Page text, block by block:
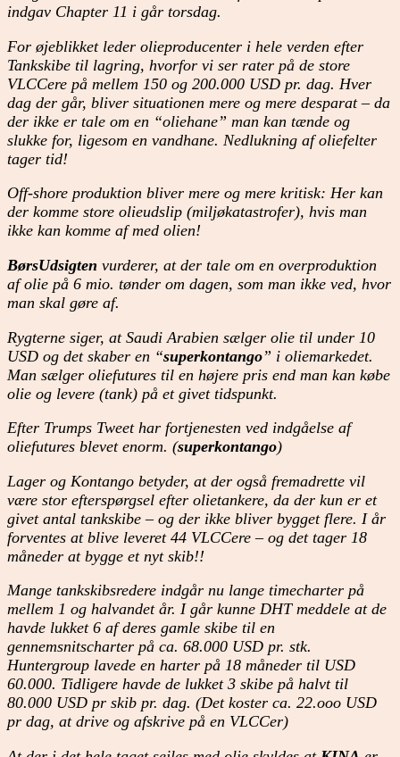
indgav Chapter 11 i går torsdag.
For øjeblikket leder olieproducenter i hele verden efter
Tankskibe til lagring, hvorfor vi ser rater på de store
VLCCere på mellem 150 og 200.000 USD pr. dag. Hver
dag der går, bliver situationen mere og mere desparat – da
der ikke er tale om en “oliehane” man kan tænde og
slukke for, ligesom en vandhane. Nedlukning af oliefelter
tager tid!
Off-shore produktion bliver mere og mere kritisk: Her kan
der komme store olieudslip (miljøkatastrofer), hvis man
ikke kan komme af med olien!
BørsUdsigten vurderer, at der tale om en overproduktion
af olie på 6 mio. tønder om dagen, som man ikke ved, hvor
man skal gøre af.
Rygterne siger, at Saudi Arabien sælger olie til under 10
USD og det skaber en “superkontango” i oliemarkedet.
Man sælger oliefutures til en højere pris end man kan købe
olie og levere (tank) på et givet tidspunkt.
Efter Trumps Tweet har fortjenesten ved indgåelse af
oliefutures blevet enorm. (superkontango)
Lager og Kontango betyder, at der også fremadrette vil
være stor efterspørgsel efter olietankere, da der kun er et
givet antal tankskibe – og der ikke bliver bygget flere. I år
forventes at blive leveret 44 VLCCere – og det tager 18
måneder at bygge et nyt skib!!
Mange tankskibsredere indgår nu lange timecharter på
mellem 1 og halvandet år. I går kunne DHT meddele at de
havde lukket 6 af deres gamle skibe til en
gennemsnitscharter på ca. 68.000 USD pr. stk.
Huntergroup lavede en harter på 18 måneder til USD
60.000. Tidligere havde de lukket 3 skibe på halvt til
80.000 USD pr skib pr. dag. (Det koster ca. 22.ooo USD
pr dag, at drive og afskrive på en VLCCer)